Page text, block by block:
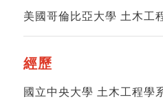
美國哥倫比亞大學 土木工
經歷
國立中央大學 土木工程學